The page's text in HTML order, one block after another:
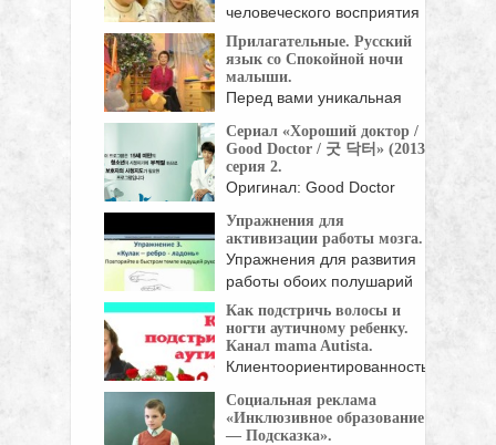
человеческого восприятия
показали, что ...
Прилагательные. Русский
язык со Спокойной ночи
малыши.
Перед вами уникальная
программа, созданная ...
Сериал «Хороший доктор /
Good Doctor / 굿 닥터» (2013),
серия 2.
Оригинал: Good Doctor
Страна: Корея Южная Год:
Упражнения для
активизации работы мозга.
Упражнения для развития
работы обоих полушарий
мозга. ...
Как подстричь волосы и
ногти аутичному ребенку.
Канал mama Autista.
Клиентоориентированность
парикмахера Джеймса ...
Социальная реклама
«Инклюзивное образование
— Подсказка».